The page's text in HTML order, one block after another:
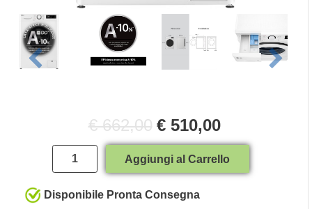
€ 662,00 € 510,00
Quantità
Aggiungi al Carrello
Disponibile Pronta Consegna